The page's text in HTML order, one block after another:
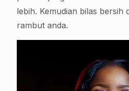
lebih. Kemudian bilas bersih
rambut anda.